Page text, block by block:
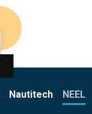
Nautitech NEEL